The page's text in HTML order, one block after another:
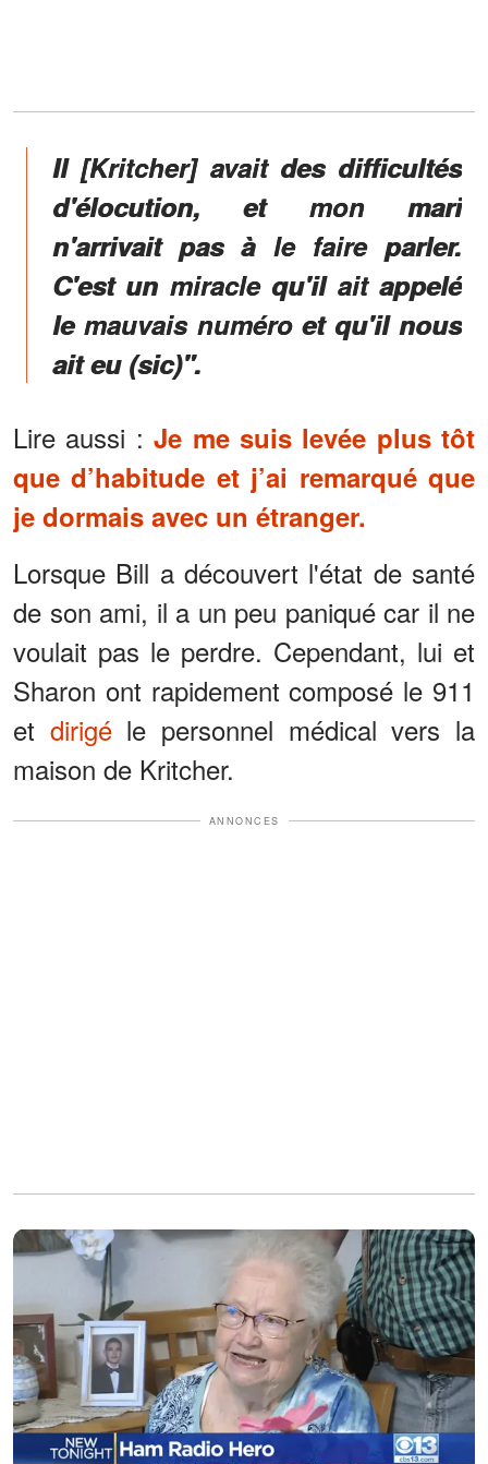
Il [Kritcher] avait des difficultés
d'élocution, et mon mari
n'arrivait pas à le faire parler.
C'est un miracle qu'il ait appelé
le mauvais numéro et qu'il nous
ait eu (sic)".
Lire aussi :Je me suis levée plus tôt
que d’habitude et j’ai remarqué que
je dormais avec un étranger.
Lorsque Bill a découvert l'état de santé
de son ami, il a un peu paniqué car il ne
voulait pas le perdre. Cependant, lui et
Sharon ont rapidement composé le 911
et dirigéle personnel médical vers la
maison de Kritcher.
ANNONCES